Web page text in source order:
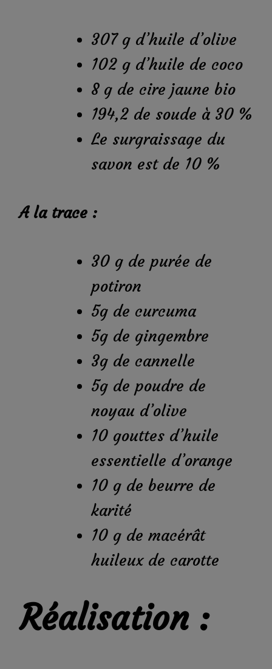
307 g d’huile d’olive
102 g d’huile de coco
8 g de cire jaune bio
194,2 de soude à 30 %
Le surgraissage du
savon est de 10 %
A la trace :
30 g de purée de
potiron
5g de curcuma
5g de gingembre
3g de cannelle
5g de poudre de
noyau d’olive
10 gouttes d’huile
essentielle d’orange
10 g de beurre de
karité
10 g de macérât
huileux de carotte
Réalisation :